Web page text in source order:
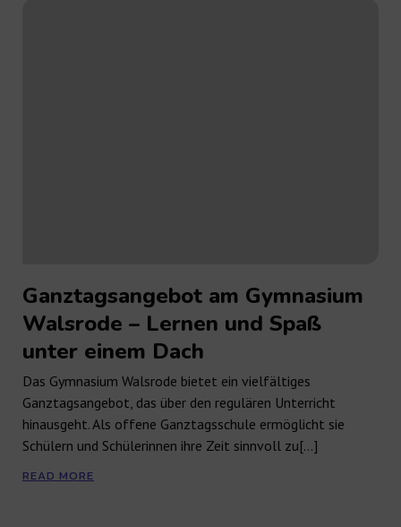
Ganztagsangebot am Gymnasium
Walsrode – Lernen und Spaß
unter einem Dach
Das Gymnasium Walsrode bietet ein vielfältiges
Ganztagsangebot, das über den regulären Unterricht
hinausgeht. Als offene Ganztagsschule ermöglicht sie
Schülern und Schülerinnen ihre Zeit sinnvoll zu[…]
READ MORE